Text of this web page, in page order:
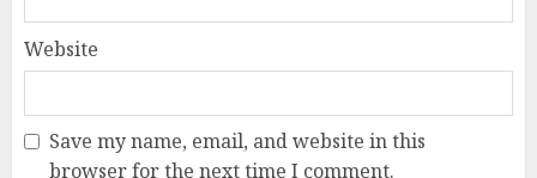
Website
Save my name, email, and website in this
browser for the next time I comment.